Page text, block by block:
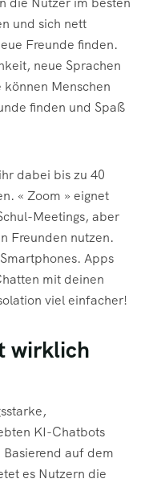
und sich nett
Freunde finden.
neue Sprachen
Menschen
finden und Spaß
dabei bis zu 40
« Zoom » eignet
Meetings, aber
Freunden nutzen.
Apps
mit deinen
viel einfacher!
wirklich
KI-Chatbots
auf dem
es Nutzern die